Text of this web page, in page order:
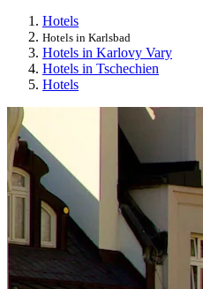
Hotels
Hotels in Karlsbad
Hotels in Karlovy Vary
Hotels in Tschechien
Hotels